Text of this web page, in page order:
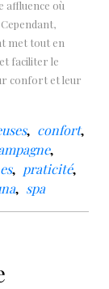
affluence où
met tout en
faciliter le
confort et leur
, confort,
,
, praticité,
, spa